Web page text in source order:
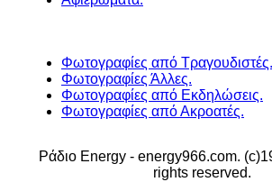
Φωτογραφίες από Τραγουδιστές.
Φωτογραφίες Άλλες.
Φωτογραφίες από Εκδηλώσεις.
Φωτογραφίες από Ακροατές.
Ράδιο Energy - energy966.com.
rights reserved.